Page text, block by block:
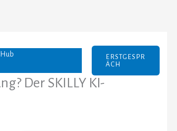
ERSTGESPR
ÄCH
Der SKILLY KI-